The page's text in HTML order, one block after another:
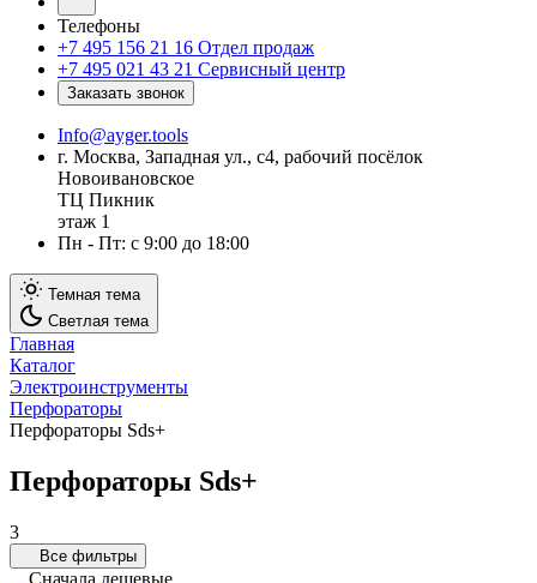
Телефоны
+7 495 156 21 16 Отдел продаж
+7 495 021 43 21 Cервисный центр
Заказать звонок
Info@ayger.tools
г. Москва, Западная ул., с4, рабочий посёлок
Новоивановское
ТЦ Пикник
этаж 1
Пн - Пт: с 9:00 до 18:00
Темная тема
Светлая тема
Главная
Каталог
Электроинструменты
Перфораторы
Перфораторы Sds+
Перфораторы Sds+
3
Все фильтры
Сначала дешевые